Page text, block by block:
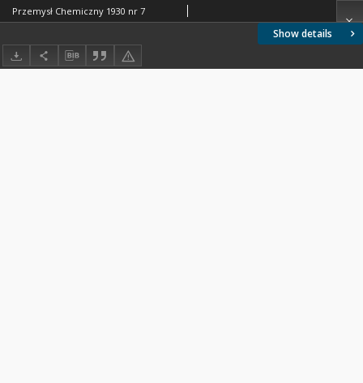
Show details
Przemysł Chemiczny 1930 nr 7